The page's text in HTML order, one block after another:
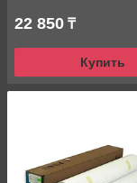
22 850 ₸
Купить